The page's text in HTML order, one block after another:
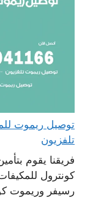
تلفزيون
فريقنا يقوم
كونترول
رسيفر وريموت